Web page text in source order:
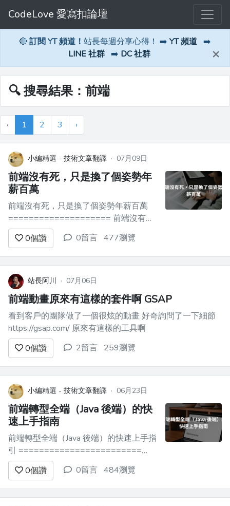
CodeLove 愛寫扣論壇
🔴 訂閱 YT 頻道！ 站長每週分享心得！ ➡️ YT 頻道 ➡️
LINE 社群 ➡️ DC 社群 ×
🔍 搜尋結果：前端
‹ 1 2 3 ›
小編精選 - 技術文章翻譯 · 07月09日
前端沒有死，只是換了個姿勢年
薪百萬
前端沒有死，只是換了個姿勢年薪百萬
==================== 前端沒有
死，只是換了個姿勢年薪百萬 -----------
------ > 2026年，前端初階職缺暴跌
62%，但另一個叫 FDE 的職缺卻暴增42
倍，字節跳動開出105萬年薪，OpenAI
給到28萬美元...
0個讚 0留言 477瀏覽
站長阿川 · 07月06日
前端動畫原來有這樣的套件啊 GSAP
看到客戶的團隊做了一個很炫的動畫 好奇詢問了一下細節
https://gsap.com/ 原來有這樣的工具啊
0個讚 2留言 259瀏覽
小編精選 - 技術文章翻譯 · 06月23日
前端轉型全端（Java 後端）的快
速上手指南
前端轉型全端（Java 後端）的快速上手指
引 ========================
Start ----- 最近公司要求所有開發，不論
是前端、後端還是測開，一律轉成全端，
在 Agent 的輔助下轉型，沒轍了。之前
我還有點精神潔癖，想維持純潔性，現在
0個讚 0留言 484瀏覽